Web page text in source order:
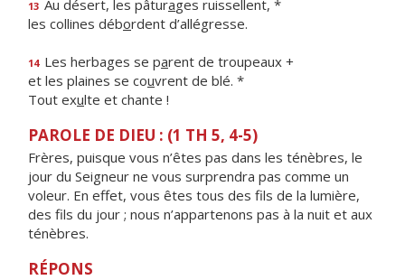
13 Au désert, les pâturages ruissellent, *
les collines débordent d’allégresse.
14 Les herbages se parent de troupeaux +
et les plaines se couvrent de blé. *
Tout exulte et chante !
PAROLE DE DIEU : (1 TH 5, 4-5)
Frères, puisque vous n’êtes pas dans les ténèbres, le
jour du Seigneur ne vous surprendra pas comme un
voleur. En effet, vous êtes tous des fils de la lumière,
des fils du jour ; nous n’appartenons pas à la nuit et aux
ténèbres.
RÉPONS